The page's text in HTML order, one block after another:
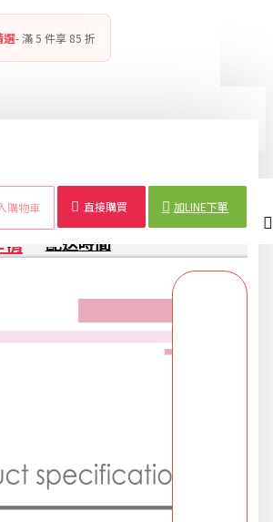
優惠區
95折
商品！
選- 滿 5 件享 85 折
購物車 直接購買 加LINE下單
塵
全包
型
掛
式
冷氣保
護
防
空調保
養
居
家
配送時間